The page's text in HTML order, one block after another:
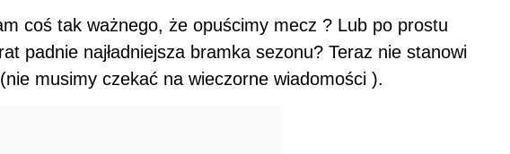
coś tak ważnego, że opuścimy mecz ? Lub po prostu
padnie najładniejsza bramka sezonu? Teraz nie stanowi
musimy czekać na wieczorne wiadomości ).